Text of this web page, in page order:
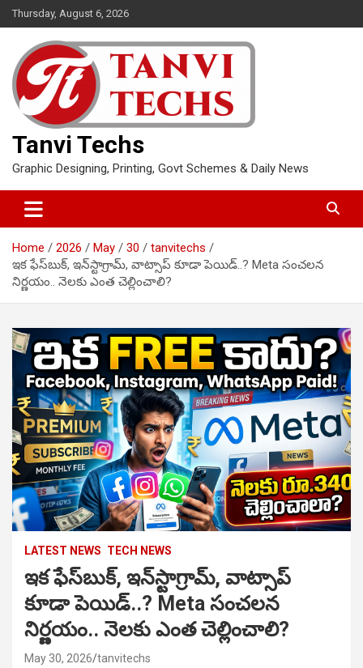
Skip
to
content
Thursday, August 6, 2026
Tanvi Techs
Graphic Designing, Printing, Govt Schemes & Daily News
Home 2026 May 30
tanvitechs
ఇక ఫేస్‌బుక్, ఇన్‌స్టాగ్రామ్, వాట్సాప్ కూడా పెయిడ్..? Meta సంచలన
నిర్ణయం.. నెలకు ఎంత చెల్లించాలి?
LATEST NEWS TECH NEWS
ఇక ఫేస్‌బుక్, ఇన్‌స్టాగ్రామ్, వాట్సాప్
కూడా పెయిడ్..? Meta సంచలన
నిర్ణయం.. నెలకు ఎంత చెల్లించాలి?
May 30, 2026 tanvitechs